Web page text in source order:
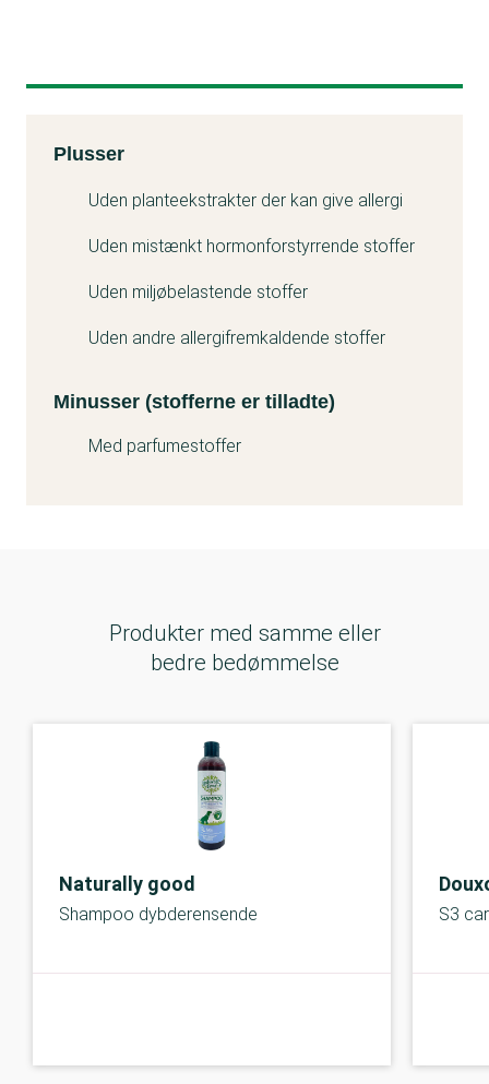
Kemitest
Plusser
Uden planteekstrakter der kan give allergi
Uden mistænkt hormonforstyrrende stoffer
Uden miljøbelastende stoffer
Uden andre allergifremkaldende stoffer
Minusser (stofferne er tilladte)
Med parfumestoffer
Produkter med samme eller
bedre bedømmelse
Naturally good
Shampoo dybderensende S3